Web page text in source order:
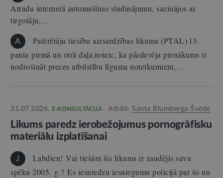
Atradu internetā automašīnas sludinājumu, sazinājos ar
tirgotāju,…
A
Patērētāju tiesību aizsardzības likuma (PTAL) 13.
panta pirmā un otrā daļa noteic, ka pārdevēja pienākums ir
nodrošināt preces atbilstību līguma noteikumiem,…
31.07.2026. E-KONSULTĀCIJA Atbild: Santa Blumberga-Švēde
Likums paredz ierobežojumus pornogrāfisku
materiālu izplatīšanai
J
Labdien! Vai tiešām šis likums ir zaudējis savu
spēku 2005. g.? Es iesniedzu iesniegumu policijā par šo un